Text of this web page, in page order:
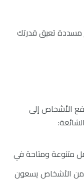
مسددة تعيق قدرتك
الأشخاص إلى
متنوعة ومتاحة في
من الأشخاص يسعون